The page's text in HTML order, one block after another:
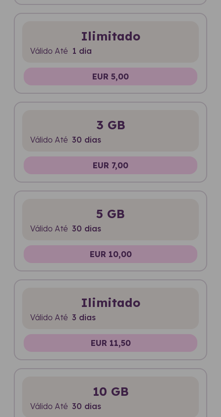
Ilimitado
Válido Até 1 dia
EUR 5,00
3 GB
Válido Até 30 dias
EUR 7,00
5 GB
Válido Até 30 dias
EUR 10,00
Ilimitado
Válido Até 3 dias
EUR 11,50
10 GB
Válido Até 30 dias